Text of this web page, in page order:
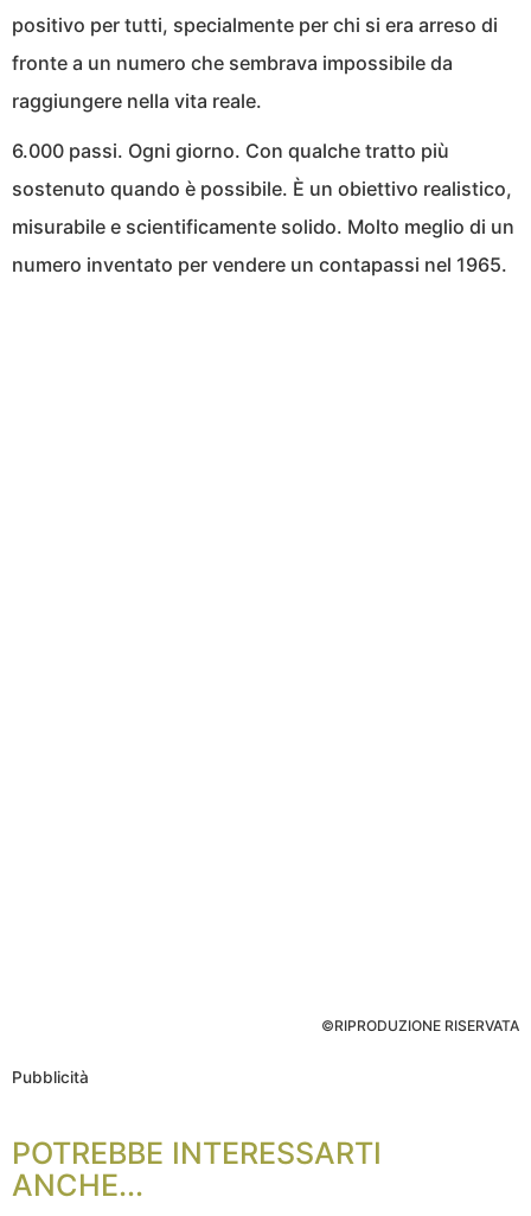
positivo per tutti, specialmente per chi si era arreso di
fronte a un numero che sembrava impossibile da
raggiungere nella vita reale.
6.000 passi. Ogni giorno. Con qualche tratto più
sostenuto quando è possibile. È un obiettivo realistico,
misurabile e scientificamente solido. Molto meglio di un
numero inventato per vendere un contapassi nel 1965.
©RIPRODUZIONE RISERVATA
Pubblicità
POTREBBE INTERESSARTI
ANCHE...